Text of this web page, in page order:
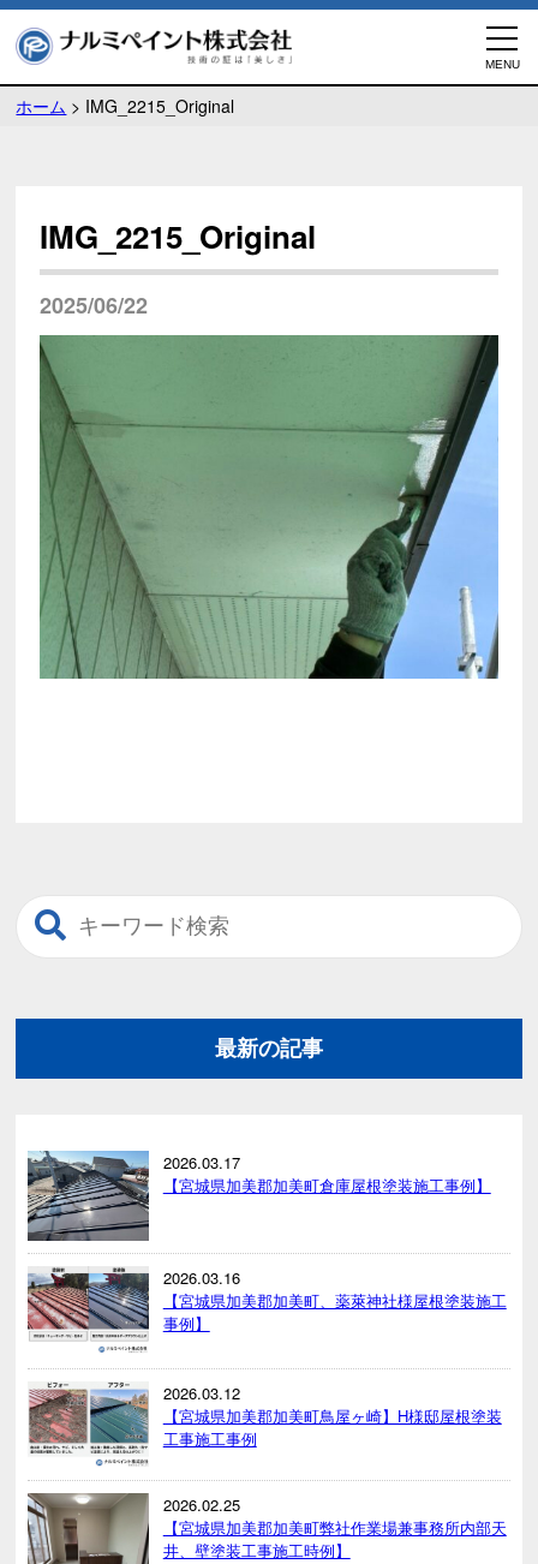
ホーム > IMG_2215_Original
IMG_2215_Original
2025/06/22
最新の記事
2026.03.17
【宮城県加美郡加美町倉庫屋根塗装施工事例】
2026.03.16
【宮城県加美郡加美町、薬萊神社様屋根塗装施工
事例】
2026.03.12
【宮城県加美郡加美町鳥屋ヶ崎】H様邸屋根塗装
工事施工事例
2026.02.25
【宮城県加美郡加美町弊社作業場兼事務所内部天
井、壁塗装工事施工時例】